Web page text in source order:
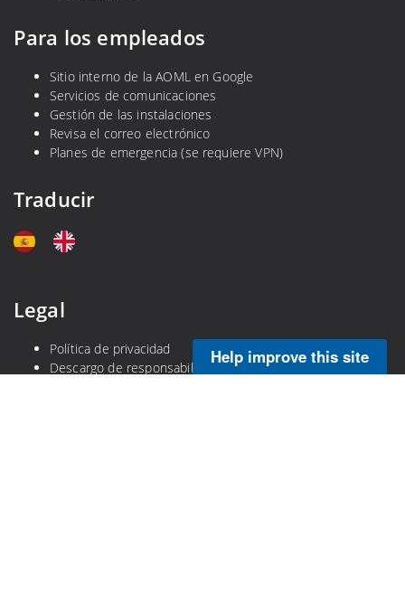
Para los empleados
Sitio interno de la AOML en Google
Servicios de comunicaciones
Gestión de las instalaciones
Revisa el correo electrónico
Planes de emergencia (se requiere VPN)
Traducir
Legal
Política de privacidad
Descargo de responsabilidad
Help improve this site